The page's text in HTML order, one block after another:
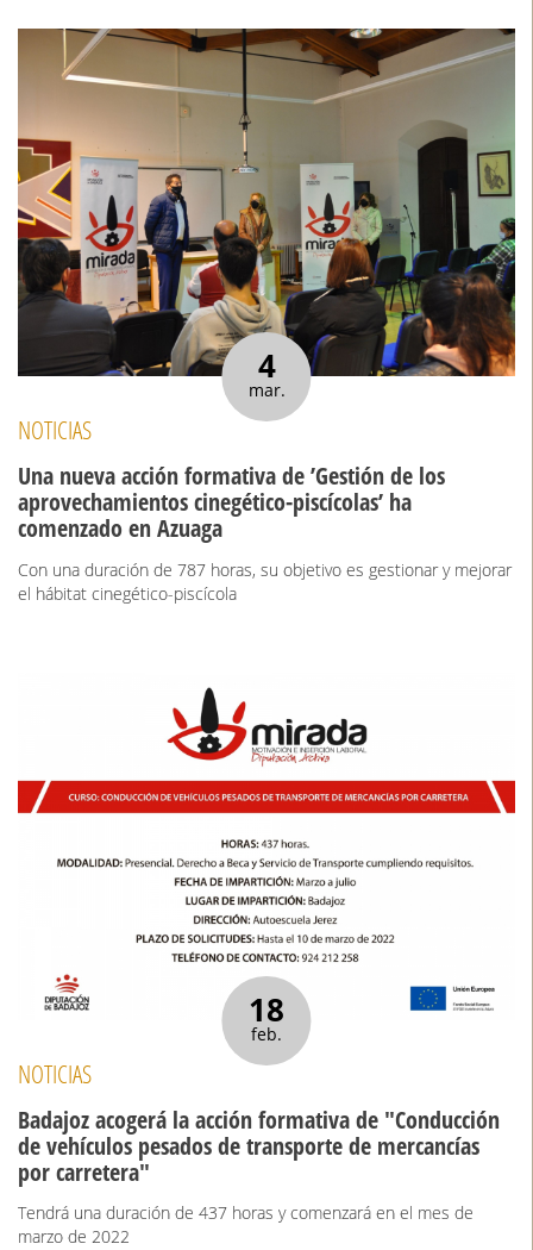
4
mar.
NOTICIAS
Una nueva acción formativa de ’Gestión de los
aprovechamientos cinegético-piscícolas’ ha
comenzado en Azuaga
Con una duración de 787 horas, su objetivo es gestionar y mejorar
el hábitat cinegético-piscícola
18
feb.
NOTICIAS
Badajoz acogerá la acción formativa de "Conducción
de vehículos pesados de transporte de mercancías
por carretera"
Tendrá una duración de 437 horas y comenzará en el mes de
marzo de 2022